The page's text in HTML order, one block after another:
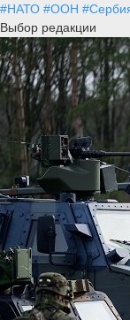
#НАТО #ООН
Выбор редакции